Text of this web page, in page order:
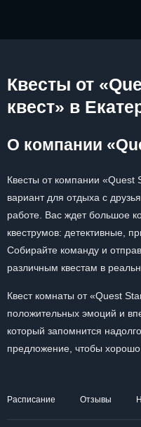
Квесты от
квест» в
О компании
Квесты от компании «Quest
вариант для отдыха с
работе. Вас ждет большое
квеструмов: детективные,
Собирайте команду и
различным квестам в
Квест комнаты от «Quest
положительных эмоций и
который запомнится
предложение, чтобы
Расписание Отзывы